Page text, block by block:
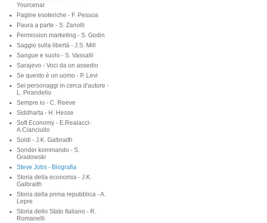
Yourcenar
Pagine esoteriche - F. Pessoa
Paura a parte - S. Zanolli
Permission marketing - S. Godin
Saggio sulla libertà - J.S. Mill
Sangue e suolo - S. Vassalli
Sarajevo - Voci da un assedio
Se questo è un uomo - P. Levi
Sei personaggi in cerca d'autore -
L. Pirandello
Sempre io - C. Reeve
Siddharta - H. Hesse
Soft Economy - E.Realacci-
A.Cianciullo
Soldi - J.K. Galbraith
Sonder kommando - S.
Gradowski
Steve Jobs - Biografia
Storia della economia - J.K.
Galbraith
Storia della prima repubblica - A.
Lepre
Storia dello Stato Italiano - R.
Romanelli